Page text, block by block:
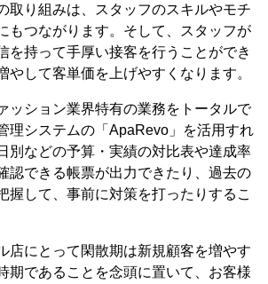
取り組みは、スタッフのスキルやモチ
もつながります。そして、スタッフが
を持って手厚い接客を行うことができ
やして客単価を上げやすくなります。
ッション業界特有の業務をトータルで
理システムの「ApaRevo」を活用すれ
別などの予算・実績の対比表や達成率
認できる帳票が出力できたり、過去の
握して、事前に対策を打ったりするこ
店にとって閑散期は新規顧客を増やす
期であることを念頭に置いて、お客様